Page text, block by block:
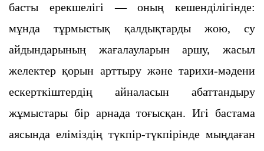
басты ерекшелігі — оның кешенділігінде:
мұнда тұрмыстық қалдықтарды жою, су
айдындарының жағалауларын аршу, жасыл
желектер қорын арттыру және тарихи-мәдени
ескерткіштердің айналасын абаттандыру
жұмыстары бір арнада тоғысқан. Игі бастама
аясында еліміздің түкпір-түкпірінде мыңдаған